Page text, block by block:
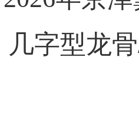
几字型龙